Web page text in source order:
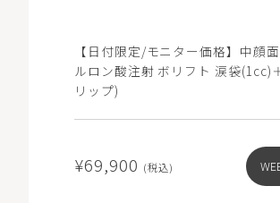
【日付限定/モニター価格】中顔
ルロン酸注射 ボリフト 涙袋(1cc)
リップ)
¥69,900 (税込)